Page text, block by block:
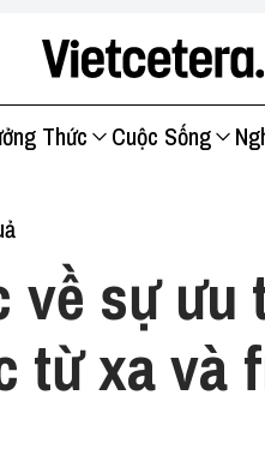
Thức Cuộc Sống
về sự ưu
từ xa và